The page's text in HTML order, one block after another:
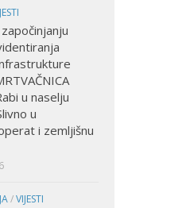
u naselju
u
i zemljišnu
/VIJESTI